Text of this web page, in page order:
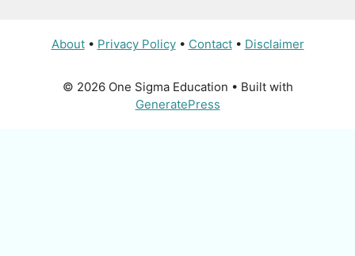
About• Privacy Policy• Contact• Disclaimer
© 2026 One Sigma Education • Built with
GeneratePress